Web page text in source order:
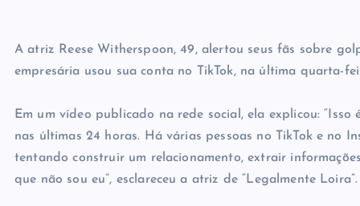
A atriz Reese Witherspoon, 49, alertou seus fãs sobre
empresária usou sua conta no TikTok, na última quarta-
Em um vídeo publicado na rede social, ela explicou:
nas últimas 24 horas. Há várias pessoas no TikTok e no
tentando construir um relacionamento, extrair
que não sou eu”, esclareceu a atriz de “Legalmente Loira”.